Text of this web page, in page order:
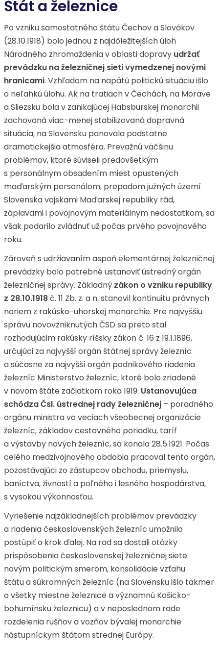
Štát a železnice
Po vzniku samostatného štátu Čechov a Slovákov
(28.10.1918) bolo jednou z najdôležitejších úloh
Národného zhromaždenia v oblasti dopravy udržať
prevádzku na železničnej sieti vymedzenej novými
hranicami. Vzhľadom na napätú politickú situáciu išlo
o neľahkú úlohu. Ak na tratiach v Čechách, na Morave
a Sliezsku bola v zanikajúcej Habsburskej monarchii
zachovaná viac-menej stabilizovaná dopravná
situácia, na Slovensku panovala podstatne
dramatickejšia atmosféra. Prevažnú väčšinu
problémov, ktoré súviseli predovšetkým
s personálnym obsadením miest opustených
maďarským personálom, prepadom južných území
Slovenska vojskami Maďarskej republiky rád,
záplavami i povojnovým materiálnym nedostatkom, sa
však podarilo zvládnuť už počas prvého povojnového
roku.
Zároveň s udržiavaním aspoň elementárnej železničnej
prevádzky bolo potrebné ustanoviť ústredný orgán
železničnej správy. Základný zákon o vzniku republiky
z 28.10.1918č. 11 Zb. z. a n. stanovil kontinuitu právnych
noriem z rakúsko-uhorskej monarchie. Pre najvyššiu
správu novovzniknutých ČSD sa preto stal
rozhodujúcim rakúsky ríšsky zákon č. 16 z 19.1.1896,
určujúci za najvyšší orgán štátnej správy železníc
a súčasne za najvyšší orgán podnikového riadenia
železníc Ministerstvo železníc, ktoré bolo zriadené
v novom štáte začiatkom roka 1919. Ustanovujúca
schôdza Čsl. ústrednej rady železničnej – poradného
orgánu ministra vo veciach všeobecnej organizácie
železníc, základov cestovného poriadku, taríf
a výstavby nových železníc, sa konala 28.5.1921. Počas
celého medzivojnového obdobia pracoval tento orgán,
pozostávajúci zo zástupcov obchodu, priemyslu,
baníctva, živností a poľného i lesného hospodárstva,
s vysokou výkonnosťou.
Vyriešenie najzákladnejších problémov prevádzky
a riadenia československých železníc umožnilo
postúpiť o krok ďalej. Na rad sa dostali otázky
prispôsobenia československej železničnej siete
novým politickým smerom, konsolidácie vzťahu
štátu a súkromných železníc (na Slovensku išlo takmer
o všetky miestne železnice a významnú Košicko-
bohumínsku železnicu) a v neposlednom rade
rozdelenia rušňov a vozňov bývalej monarchie
nástupníckym štátom strednej Európy.